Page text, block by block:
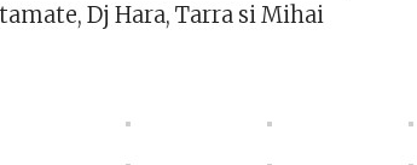
Dj Hara, Tarra si Mihai